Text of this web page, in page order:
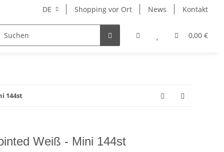
DE Shopping vor Ort News Kontakt
0,00 €
Hersteller
144st
Weiß - Mini 144st